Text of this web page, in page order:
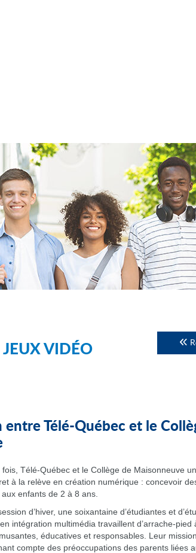
JEUX VIDÉO
Télé-Québec et le
Télé-Québec et le Collège de Maisonneuve
à la relève en création numérique : concevoir
enfants de 2 à 8 ans.
d’hiver, une soixantaine d’étudiantes et
intégration multimédia travaillent d’arrache-
éducatives et responsables. Leur
compte des préoccupations des parents liées